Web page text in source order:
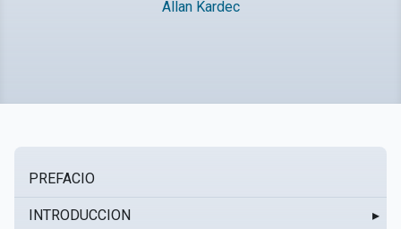
Allan Kardec
PREFACIO
INTRODUCCION ▸